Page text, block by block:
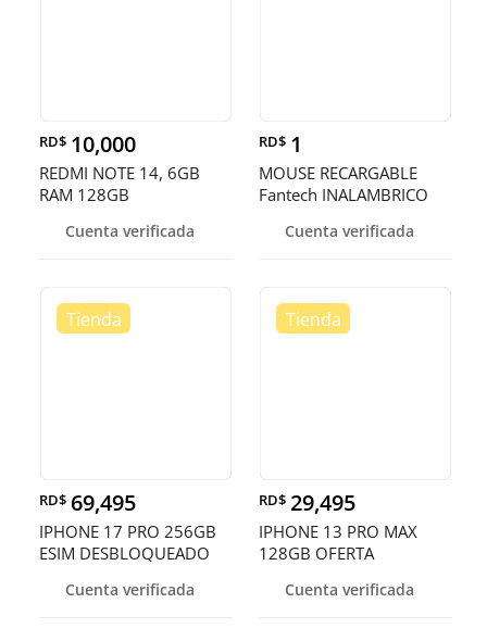
RD$ 10,000
REDMI NOTE 14, 6GB
RAM 128GB
Cuenta verificada
RD$ 1
MOUSE RECARGABLE
Fantech INALAMBRICO
NEGRO/BLANCO
Cuenta verificada
RD$ 69,495
IPHONE 17 PRO 256GB
ESIM DESBLOQUEADO
Cuenta verificada
RD$ 29,495
IPHONE 13 PRO MAX
128GB OFERTA
Cuenta verificada